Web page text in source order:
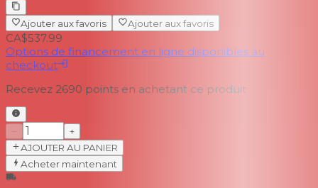
Ajouter aux favoris Ajouter aux favoris
CA$537.99
Options de financement en ligne disponibles au
checkout
Recevez 2690 points en achetant ce produit
−
+
AJOUTER AU PANIER
Acheter maintenant